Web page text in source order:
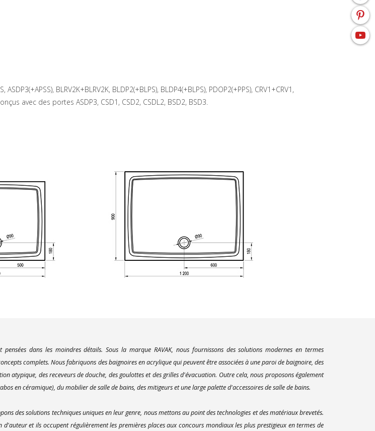
BLRV2K+BLRV2K, BLDP2(+BLPS), BLDP4(+BLPS), PDOP2(+PPS), CRV1+CRV1,
avec des portes ASDP3, CSD1, CSD2, CSDL2, BSD2, BSD3.
dans les moindres détails. Sous la marque RAVAK, nous fournissons des solutions modernes en termes
complets. Nous fabriquons des baignoires en acrylique qui peuvent être associées à une paroi de baignoire, des
atypique, des receveurs de douche, des goulottes et des grilles d'évacuation. Outre cela, nous proposons également
en céramique), du mobilier de salle de bains, des mitigeurs et une large palette d'accessoires de salle de bains.
des solutions techniques uniques en leur genre, nous mettons au point des technologies et des matériaux brevetés.
d'auteur et ils occupent régulièrement les premières places aux concours mondiaux les plus prestigieux en termes de